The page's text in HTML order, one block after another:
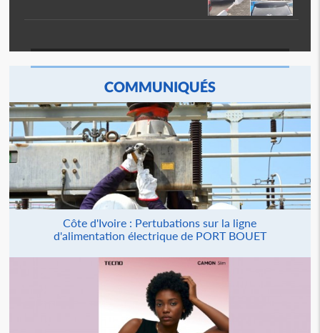
COMMUNIQUÉS
Côte d'Ivoire : Pertubations sur la ligne
d'alimentation électrique de PORT BOUET